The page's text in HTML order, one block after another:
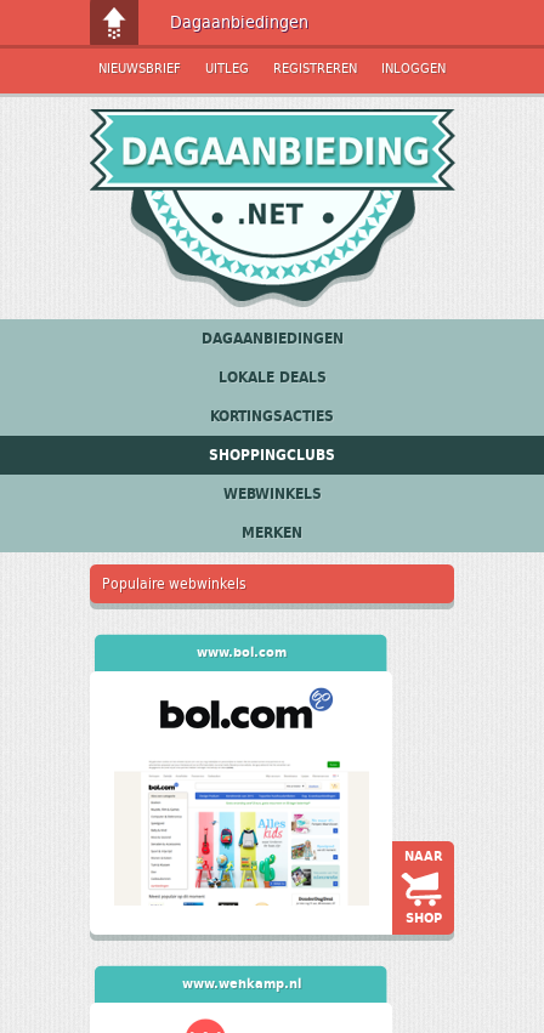
Dagaanbiedingen
NIEUWSBRIEF UITLEG REGISTREREN INLOGGEN
DAGAANBIEDINGEN
LOKALE DEALS
KORTINGSACTIES
SHOPPINGCLUBS
WEBWINKELS
MERKEN
Populaire webwinkels
www.bol.com
NAAR
SHOP
www.wehkamp.nl